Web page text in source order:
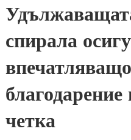
спирала
четка